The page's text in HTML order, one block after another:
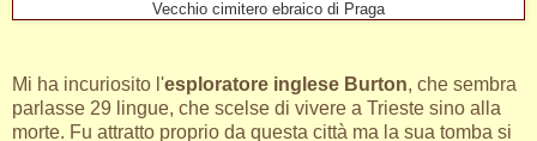
Vecchio cimitero ebraico di Praga
Mi ha incuriosito l'esploratore inglese Burton, che sembra
parlasse 29 lingue, che scelse di vivere a Trieste sino alla
morte. Fu attratto proprio da questa città ma la sua tomba si